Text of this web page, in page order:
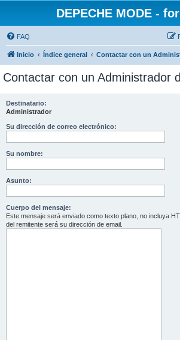
DEPECHE MODE -
FAQ
Inicio Índice general Contactar con un
Contactar con un Administrador
Destinatario:
Administrador
Su dirección de correo electrónico:
Su nombre:
Asunto:
Cuerpo del mensaje:
Este mensaje será enviado como texto plano, no incluya
del remitente será su dirección de email.